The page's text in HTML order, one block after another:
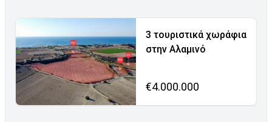
3 τουριστικά χωράφια
στην Αλαμινό
€4.000.000